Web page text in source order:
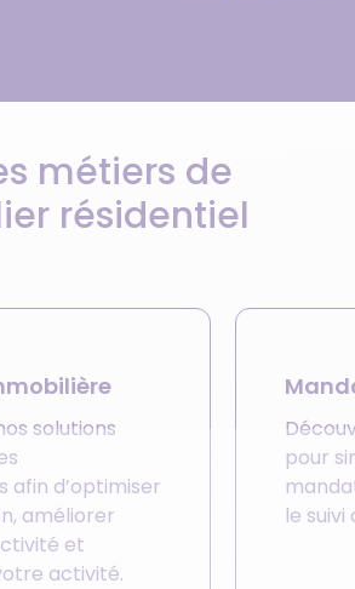
métiers de
résidentiel
solutions
afin d’optimiser
améliorer
et
activité.
pour
le